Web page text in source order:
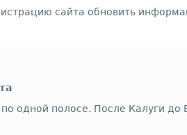
сайта обновить
одной полосе. После Калуги до